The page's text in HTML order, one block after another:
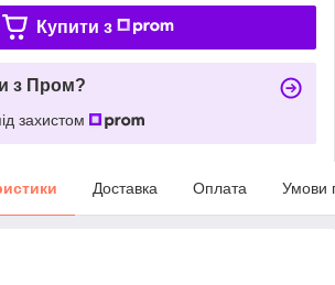
Купити з
з Пром?
захистом
Доставка Оплата Умови